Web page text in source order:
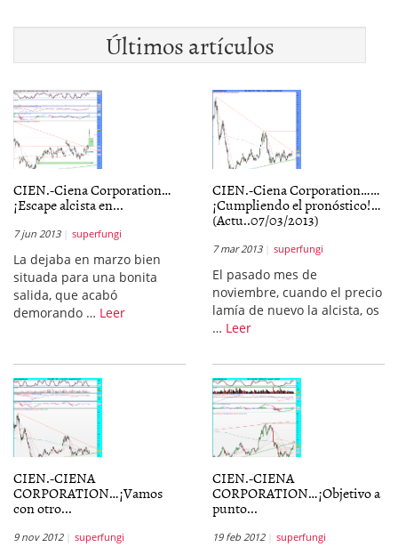
Últimos artículos
CIEN.-Ciena Corporation…
¡Escape alcista en...
7 jun 2013 superfungi
La dejaba en marzo bien
situada para una bonita
salida, que acabó
demorando … Leer
CIEN.-Ciena Corporation……
¡Cumpliendo el pronóstico!…
(Actu..07/03/2013)
7 mar 2013 superfungi
El pasado mes de
noviembre, cuando el precio
lamía de nuevo la alcista, os
… Leer
CIEN.-CIENA
CORPORATION…¡Vamos
con otro...
9 nov 2012 superfungi
CIEN.-CIENA
CORPORATION…¡Objetivo a
punto...
19 feb 2012 superfungi